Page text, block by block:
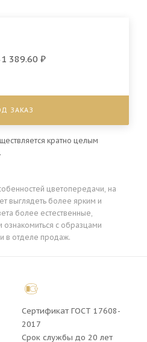
389.60 ₽
ЗАКАЗ
кратно целым
цветопередачи, на
выглядеть более ярким и
более естественные,
с образцами
в отделе продаж.
Сертификат ГОСТ 17608-
2017
Срок службы до 20 лет